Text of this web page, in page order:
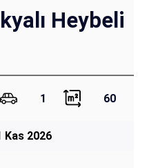
Heybeli
1 60
Kas 2026